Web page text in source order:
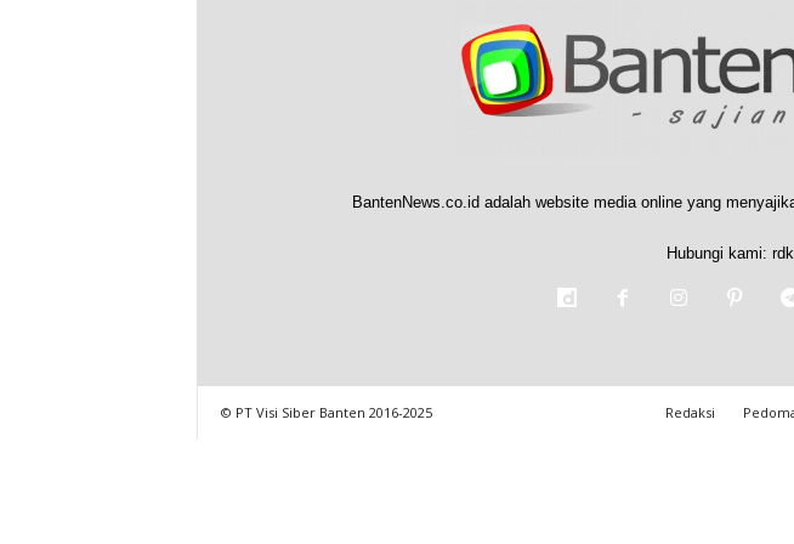
BantenNews.co.id adalah website media online yang
Hubungi kami:
Redaksi
© PT Visi Siber Banten 2016-2025